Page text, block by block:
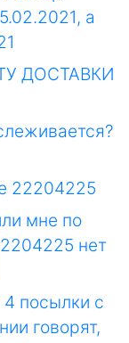
а
ДОСТАВКИ
22204225
мне по
нет
4 посылки с
говорят,